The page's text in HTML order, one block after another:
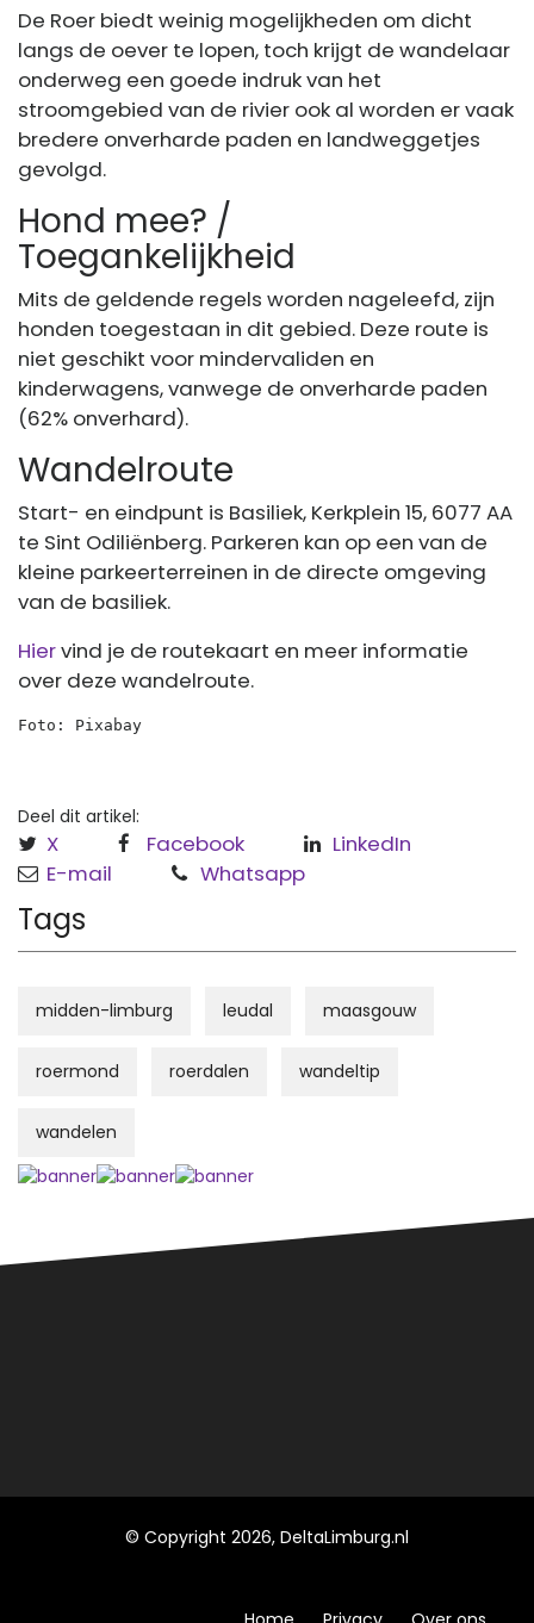
De Roer biedt weinig mogelijkheden om dicht
langs de oever te lopen, toch krijgt de wandelaar
onderweg een goede indruk van het
stroomgebied van de rivier ook al worden er vaak
bredere onverharde paden en landweggetjes
gevolgd.
Hond mee? /
Toegankelijkheid
Mits de geldende regels worden nageleefd, zijn
honden toegestaan in dit gebied. Deze route is
niet geschikt voor mindervaliden en
kinderwagens, vanwege de onverharde paden
(62% onverhard).
Wandelroute
Start- en eindpunt is Basiliek, Kerkplein 15, 6077 AA
te Sint Odiliënberg. Parkeren kan op een van de
kleine parkeerterreinen in de directe omgeving
van de basiliek.
Hiervind je de routekaart en meer informatie
over deze wandelroute.
Foto: Pixabay
Deel dit artikel:
X Facebook
LinkedIn
E-mail
Whatsapp
Tags
midden-limburg leudal maasgouw
roermond roerdalen wandeltip
wandelen
© Copyright 2026, DeltaLimburg.nl